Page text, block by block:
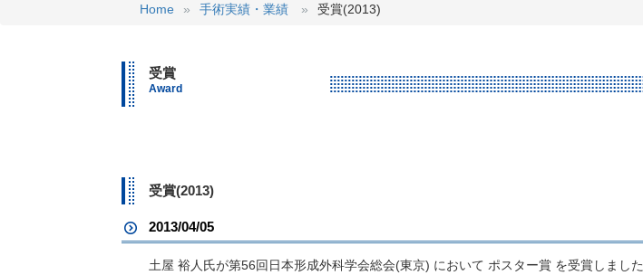
Home 手術実績・業績 受賞(2013)
受賞
Award
受賞(2013)
2013/04/05
土屋 裕人氏が第56回日本形成外科学会総会(東京) において ポスター賞 を受賞しました